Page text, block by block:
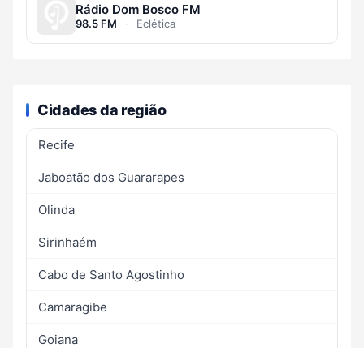
Rádio Dom Bosco FM
98.5 FM · Eclética
Cidades da região
Recife
Jaboatão dos Guararapes
Olinda
Sirinhaém
Cabo de Santo Agostinho
Camaragibe
Goiana